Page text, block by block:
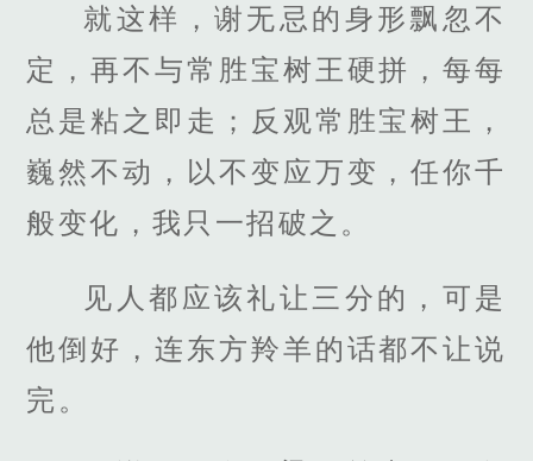
就这样，谢无忌的身形飘忽不
定，再不与常胜宝树王硬拼，每每
总是粘之即走；反观常胜宝树王，
巍然不动，以不变应万变，任你千
般变化，我只一招破之。
见人都应该礼让三分的，可是
他倒好，连东方羚羊的话都不让说
完。